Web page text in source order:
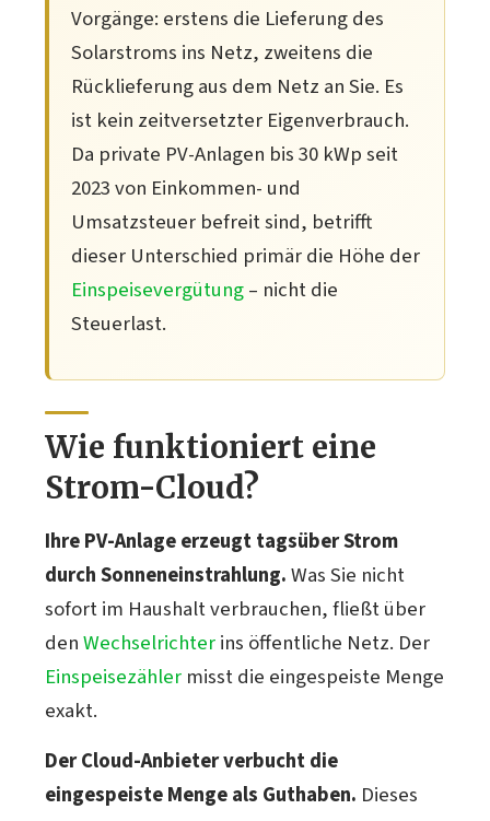
Vorgänge: erstens die Lieferung des
Solarstroms ins Netz, zweitens die
Rücklieferung aus dem Netz an Sie. Es
ist kein zeitversetzter Eigenverbrauch.
Da private PV-Anlagen bis 30 kWp seit
2023 von Einkommen- und
Umsatzsteuer befreit sind, betrifft
dieser Unterschied primär die Höhe der
Einspeisevergütung– nicht die
Steuerlast.
Wie funktioniert eine
Strom-Cloud?
Ihre PV-Anlage erzeugt tagsüber Strom
durch Sonneneinstrahlung.Was Sie nicht
sofort im Haushalt verbrauchen, fließt über
denWechselrichterins öffentliche Netz. Der
Einspeisezähler misst die eingespeiste Menge
exakt.
Der Cloud-Anbieter verbucht die
eingespeiste Menge als Guthaben. Dieses